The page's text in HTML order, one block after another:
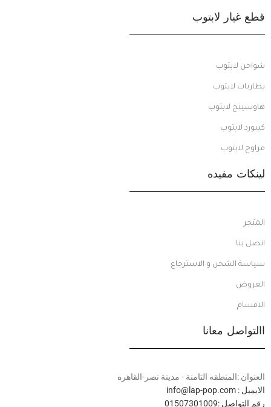
قطع غيار لابتوب
شواحن لابتوب
بطاريات لابتوب
هاوسينج لابتوب
كيبورد لابتوب
مراوح لابتوب
لينكات مفيده
المتجر
اتصل بنا
سياسة الشحن و الاسترجاع
العروض
الاقسام
االتواصل معانا
العنوان :المنطقه التامنة - مدينة نصر-القاهره
الايميل : info@lap-pop.com
رقم التواصل :01507301009